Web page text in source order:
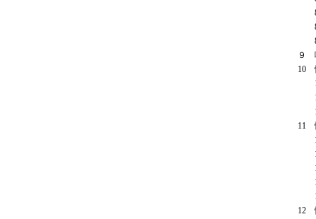
8
8
8
９
10
10
10
10
11
11
11
11
11
12